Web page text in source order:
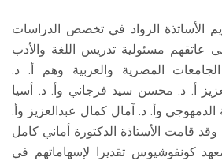
الأساتذة الرواد في تخصص الدراسات
عاتقهم مسئولية تدريس اللغة والأدب
المصرية والعربية وهم أ. د.
أ. د. محسن سيد فرجاني وأ. د. أسيا
وأ. د. آمال كمال عبدالعزيز وأ.
قامت الأستاذة الدكتورة أماني كامل
كونفوشيوس تقديرا لإسهاماتهم في